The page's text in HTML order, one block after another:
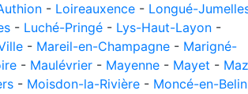
- Loireauxence - Longué-
- Luché-Pringé - Lys-Haut-Layon -
- Mareil-en-Champagne - Marigné-
- Maulévrier - Mayenne - Mayet -
- Moisdon-la-Rivière - Moncé-en-Belin